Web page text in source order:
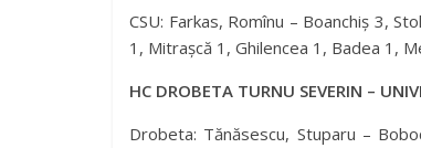
CSU: Farkas, Romînu – Boanchiș 3,
1, Mitrașcă 1, Ghilencea 1, Badea 1,
HC DROBETA TURNU SEVERIN –
Drobeta: Tănăsescu, Stuparu –